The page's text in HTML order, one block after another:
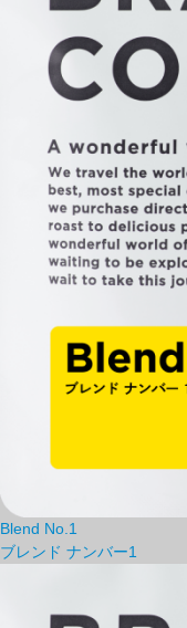
Blend No.1
ブレンド ナンバー1